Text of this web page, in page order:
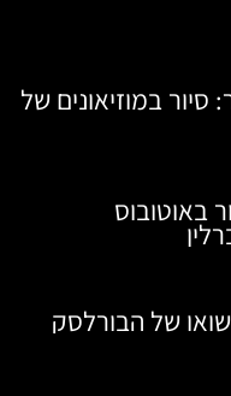
סיור במוזיאונים של
באוטובוס
של הבורלסק